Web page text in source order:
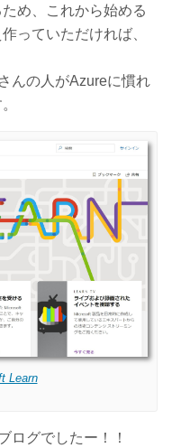
め、これから始める
っていただければ、
んの人がAzureに慣れ
Learn
ログでしたー！！